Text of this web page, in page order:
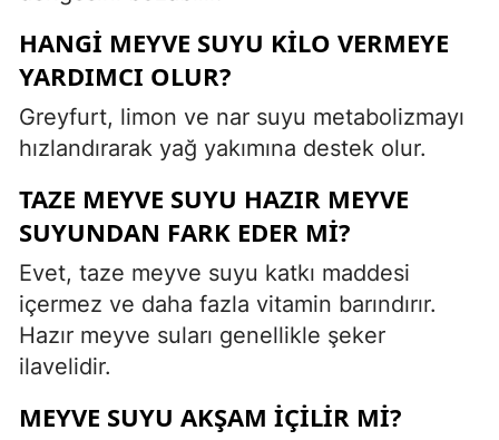
HANGI MEYVE SUYU KILO VERMEYE
YARDIMCI OLUR?
Greyfurt, limon ve nar suyu metabolizmayı
hızlandırarak yağ yakımına destek olur.
TAZE MEYVE SUYU HAZIR MEYVE
SUYUNDAN FARK EDER MI?
Evet, taze meyve suyu katkı maddesi
içermez ve daha fazla vitamin barındırır.
Hazır meyve suları genellikle şeker
ilavelidir.
MEYVE SUYU AKŞAM IÇILIR MI?